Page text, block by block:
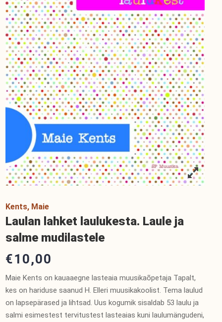
Kents, Maie
Laulan lahket laulukesta. Laule ja
salme mudilastele
€10,00
Maie Kents on kauaaegne lasteaia muusikaõpetaja Tapalt,
kes on hariduse saanud H. Elleri muusikakoolist. Tema laulud
on lapsepärased ja lihtsad. Uus kogumik sisaldab 53 laulu ja
salmi esimestest tervitustest lasteaias kuni laulumängudeni,